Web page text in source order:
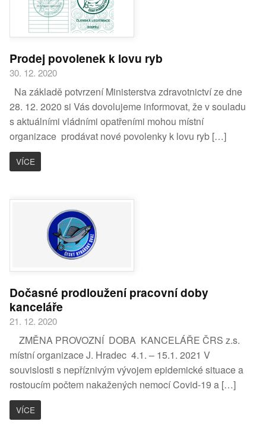
Prodej povolenek k lovu ryb
30. 12. 2020
Na základě potvrzení Ministerstva zdravotnictví ze dne
28. 12. 2020 si Vás dovolujeme informovat, že v souladu
s aktuálními vládními opatřeními mohou místní
organizace prodávat nové povolenky k lovu ryb […]
VÍCE
Dočasné prodloužení pracovní doby
kanceláře
21. 12. 2020
ZMĚNA PROVOZNÍ DOBA KANCELÁŘE ČRS z.s.
místní organizace J. Hradec 4.1. – 15.1. 2021 V
souvislosti s nepříznivým vývojem epidemické situace a
rostoucím počtem nakažených nemocí Covid-19 a […]
VÍCE